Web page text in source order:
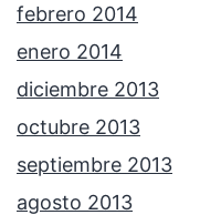
febrero 2014
enero 2014
diciembre 2013
octubre 2013
septiembre 2013
agosto 2013